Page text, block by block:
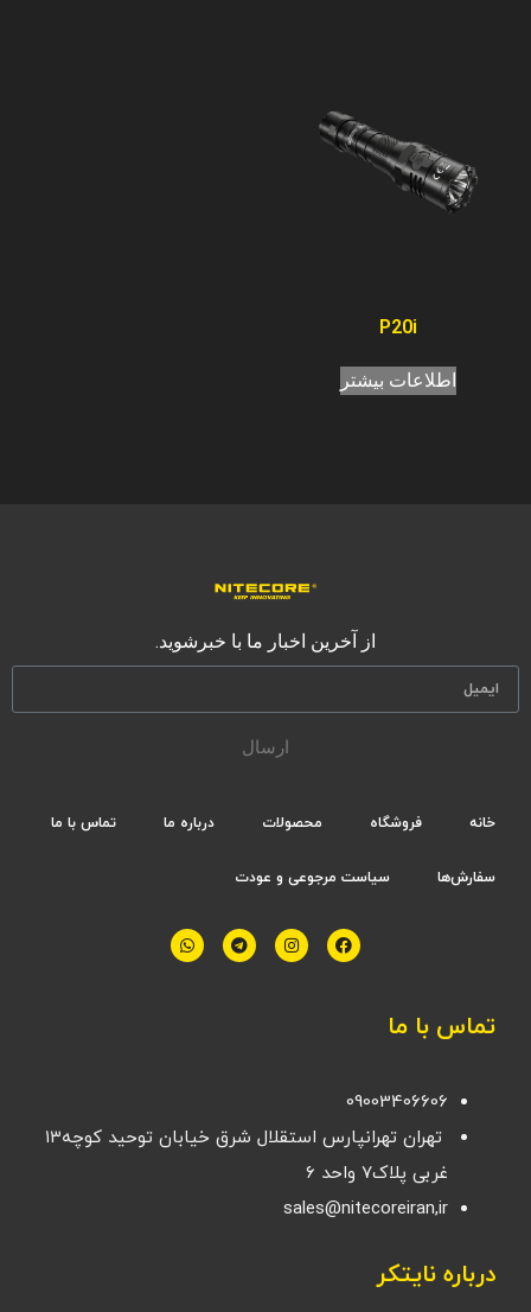
P20i
اطلاعات بیشتر
از آخرین اخبار ما با خبرشوید.
ارسال
خانه فروشگاه محصولات درباره ما تماس با ما
سفارش‌ها سیاست مرجوعی و عودت
تماس با ما
09003406606
تهران تهرانپارس استقلال شرق خیابان توحید کوچه۱۳
غربی پلاک۷ واحد ۶
sales@nitecoreiran,ir
درباره نایتکر